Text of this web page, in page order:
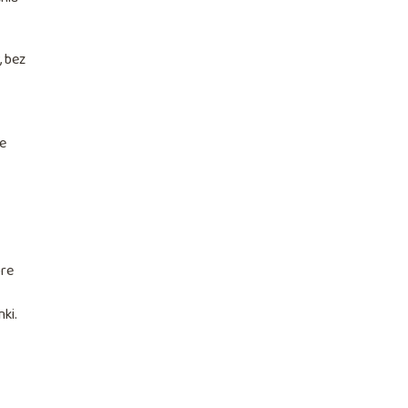
bez